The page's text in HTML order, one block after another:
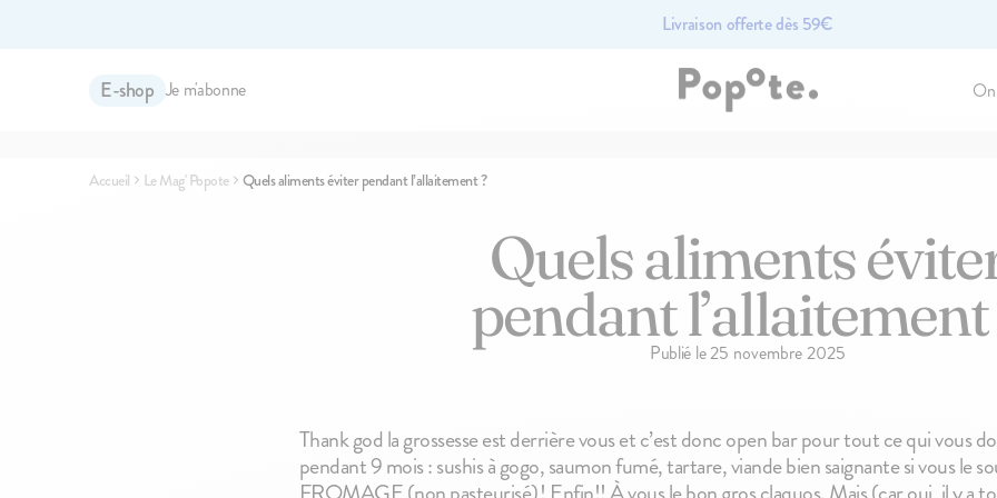
Livraison offerte dès 59€
E-shop Je m'abonne
4.8 11 avis 10 produits 4.7 75avis 100g
ÉPUISÉ
4.8 67avis 100g
Accueil Le Mag' Popote Quels aliments éviter pendant l’allaitement ?
Quels aliments
pendant l’allaitement
Publié le25 novembre 2025
Thank god la grossesse est derrière vous et c’est donc open bar pour tout ce qui vous
pendant 9 mois : sushis à gogo, saumon fumé, tartare, viande bien saignante si vous le